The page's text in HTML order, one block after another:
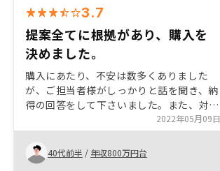
3.7
提案全てに根拠があり、購入を
決めました。
購入にあたり、不安は数多くありました
が、ご担当者様がしっかりと話を聞き、納
得の回答をして下さいました。また、対策
となるプランやサービスが多く用意されて
いました。将来のことは誰にも分からない
ので、投資に対する不安はまだあります
が、何も準備しないで老後を迎えるリスク
2022年05月09日
40代前半 / 年収800万円台